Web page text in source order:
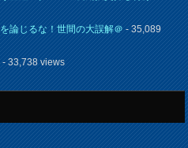
論じるな！世間の大誤解＠- 35,089
- 33,738 views